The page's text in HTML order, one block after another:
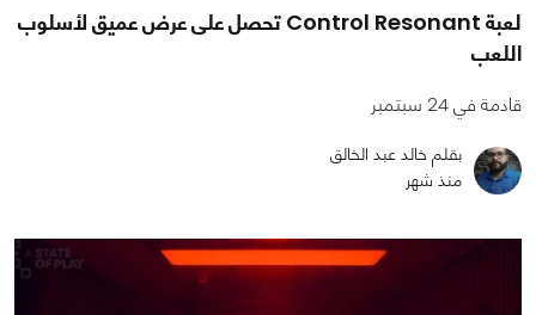
لعبة Control Resonant تحصل على عرض عميق لأسلوب
اللعب
قادمة في 24 سبتمبر
بقلم خالد عبد الخالق
منذ شهر